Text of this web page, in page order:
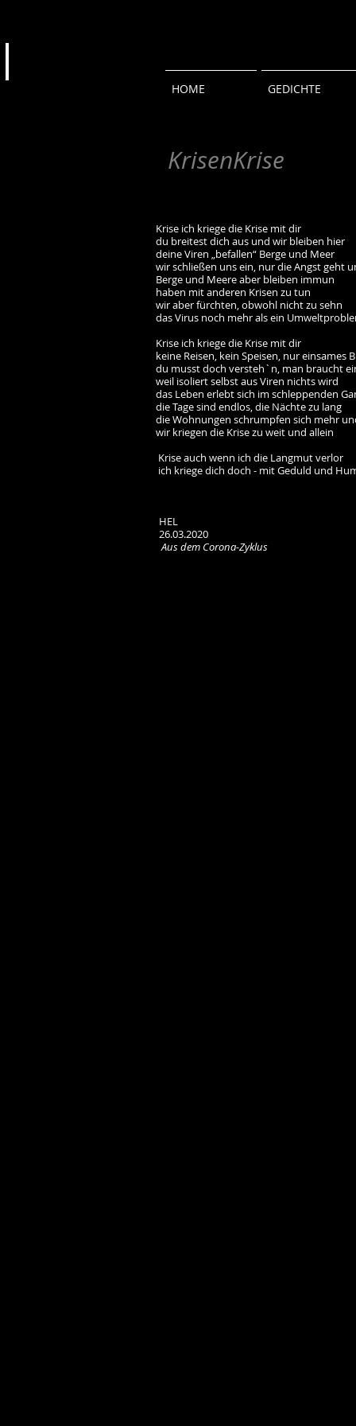
HOME GEDICHTE
KrisenKrise
Krise ich kriege die Krise mit dir
du breitest dich aus und wir bleiben hier
deine Viren „befallen“ Berge und Meer
wir schließen uns ein, nur die Angst geht
Berge und Meere aber bleiben immun
haben mit anderen Krisen zu tun
wir aber fürchten, obwohl nicht zu sehn
das Virus noch mehr als ein
Krise ich kriege die Krise mit dir
keine Reisen, kein Speisen, nur einsames
du musst doch versteh`n, man braucht
weil isoliert selbst aus Viren nichts wird
das Leben erlebt sich im schleppenden
die Tage sind endlos, die Nächte zu lang
die Wohnungen schrumpfen sich mehr und
wir kriegen die Krise zu weit und allein
Krise auch wenn ich die Langmut verlor
ich kriege dich doch - mit Geduld und
HEL
26.03.2020
Aus dem Corona-Zyklus